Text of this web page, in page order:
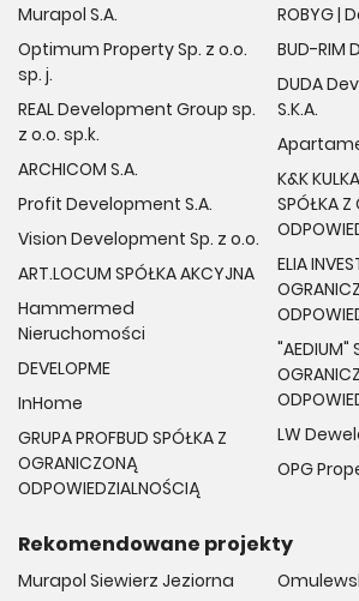
Liczba kondygnacji
Budynki posiadają 14 kondygnacji
parterem oraz 1 kondygnację podziemną
Liczba mieszkań
Cała inwestycja obejmuje 256 lokali
Wysokość pomieszczeń
W zależności od kondygnacji od 260 do
Komórki lokatorskie
Miejsca postojowe
Murapol S.A.
Optimum Property Sp. z o.o.
sp. j.
REAL Development Group sp.
z o.o. sp.k.
ARCHICOM S.A.
Profit Development S.A.
Vision Development Sp. z o.o.
ART.LOCUM SPÓŁKA AKCYJNA
Hammermed
Nieruchomości
DEVELOPME
InHome
GRUPA PROFBUD SPÓŁKA Z
OGRANICZONĄ
ODPOWIEDZIALNOŚCIĄ
ROBYG |
BUD-
DUDA
S.K.A.
K&K
SPÓŁKA
ELIA
"AEDIUM"
LW
OPG
Rekomendowane projekty
Murapol Siewierz Jeziorna